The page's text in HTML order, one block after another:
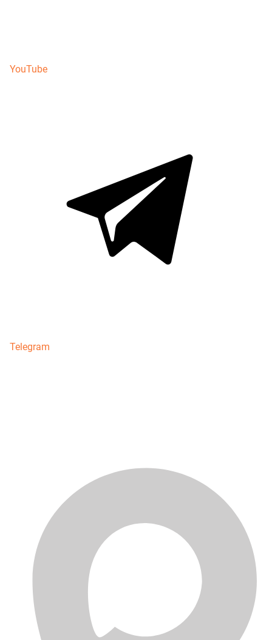
YouTube
Telegram